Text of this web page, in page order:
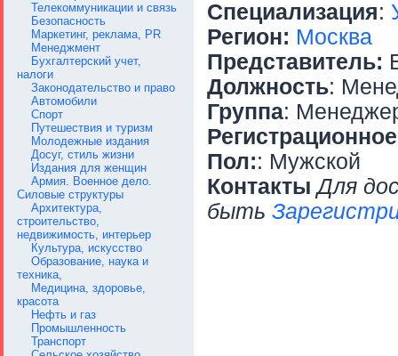
Телекоммуникации и связь
Безопасность
Маркетинг, реклама, PR
Менеджмент
Бухгалтерский учет,
налоги
Законодательство и право
Автомобили
Спорт
Путешествия и туризм
Молодежные издания
Досуг, стиль жизни
Издания для женщин
Армия. Военное дело.
Силовые структуры
Архитектура,
строительство,
недвижимость, интерьер
Культура, искусство
Образование, наука и
техника,
Медицина, здоровье,
красота
Нефть и газ
Промышленность
Транспорт
Специализация:
Регион: Москва
Представитель:
Должность:
Группа:
Пол:: Мужской
Контакты Для
быть